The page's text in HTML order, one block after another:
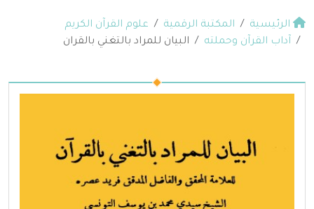
الرئيسية المكتبة الرقمية
علوم القرآن الكريم
آداب القرآن وحملته
البيان للمراد بالتغني بالقران